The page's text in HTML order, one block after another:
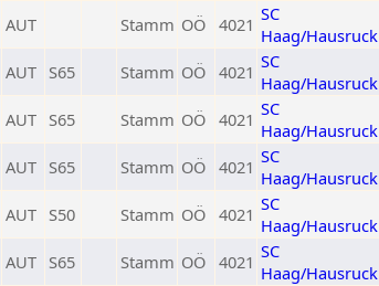
AUT Stamm OÖ 4021 SC
Haag/Hausruck
AUT S65 Stamm OÖ 4021 SC
Haag/Hausruck
AUT S65 Stamm OÖ 4021 SC
Haag/Hausruck
AUT S65 Stamm OÖ 4021 SC
Haag/Hausruck
AUT S50 Stamm OÖ 4021 SC
Haag/Hausruck
AUT S65 Stamm OÖ 4021 SC
Haag/Hausruck